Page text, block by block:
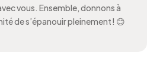
vous. Ensemble, donnons à
de s’épanouir pleinement ! 😊